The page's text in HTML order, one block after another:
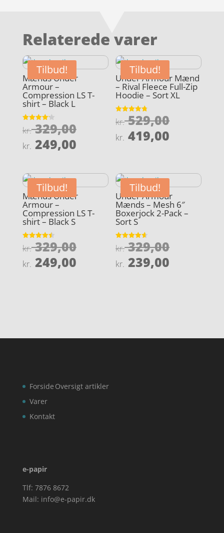
Relaterede varer
Tilbud!
Mænds Under
Armour –
Compression LS T-
shirt – Black L
Vurderet
4.2
kr.329,00Den
oprindelige
kr. 329,00.
kr. 249,00Den
pris
er:
kr. 249,00.
Tilbud!
Under Armour Mænd
– Rival Fleece Full-Zip
Hoodie – Sort XL
Vurderet
4.8
kr.529,00Den
kr.
kr. 419,00
er:
kr.
Tilbud!
Mænds Under
Armour –
Compression LS T-
shirt – Black S
Vurderet
4.5
kr.329,00Den
oprindelige
kr. 249,00Den
Tilbud!
Under Armour
Mænds – Mesh 6″
Boxerjock 2-Pack –
Sort S
Vurderet
4.6
kr.329,00Den
kr. 239,00
Forside
Varer
Kontakt
Oversigt artikler
e-papir
Tlf: 7876 8672
Mail: info@e-papir.dk